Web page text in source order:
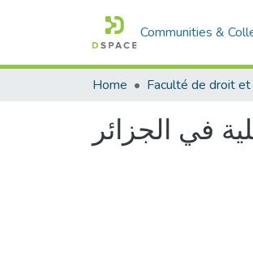
Communities &
Home
في الجزائر